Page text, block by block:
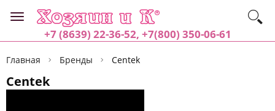
+7 (8639) 22-36-52, +7(800) 350-06-61
Главная Бренды Centek
Centek